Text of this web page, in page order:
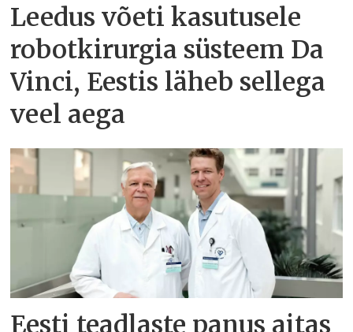
Leedus võeti kasutusele
robotkirurgia süsteem Da
Vinci, Eestis läheb sellega
veel aega
Eesti teadlaste panus aitas